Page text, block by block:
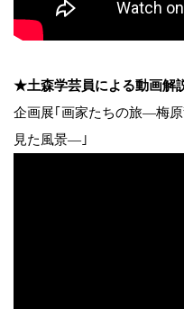
★土森学芸員による動画解
企画展｢画家たちの旅―梅
見た風景―｣